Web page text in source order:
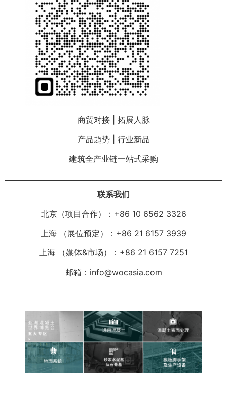
商贸对接 | 拓展人脉
产品趋势 | 行业新品
建筑全产业链一站式采购
联系我们
北京（项目合作）：+86 10 6562 3326
上海 （展位预定）：+86 21 6157 3939
上海 （媒体&市场）：+86 21 6157 7251
邮箱：info@wocasia.com